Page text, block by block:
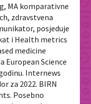
MA komparativne
zdravstvena
posjeduje
i Health metrics
medicine
European Science
Internews
za 2022. BIRN
Posebno